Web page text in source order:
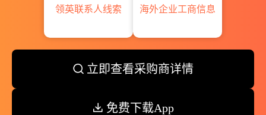
领英联系人线索
海外企业工商信息
立即查看采购商详情
免费下载App